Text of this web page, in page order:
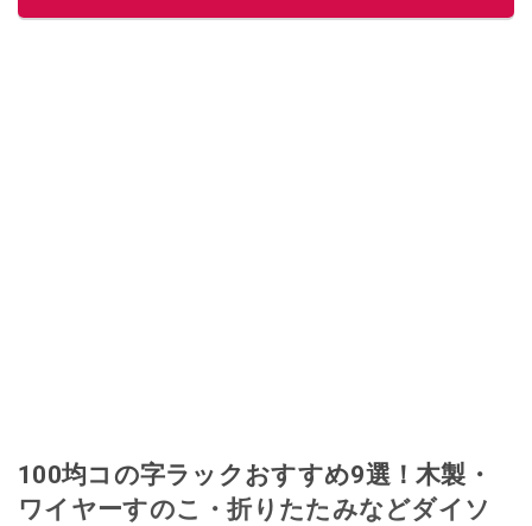
100均コの字ラックおすすめ9選！木製・
ワイヤーすのこ・折りたたみなどダイソ